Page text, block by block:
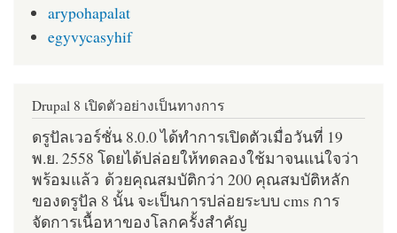
arypohapalat
egyvycasyhif
Drupal 8 เปิดตัวอย่างเป็นทางการ
ดรูปัลเวอร์ชั่น 8.0.0 ได้ทำการเปิดตัวเมื่อวันที่ 19
พ.ย. 2558 โดยได้ปล่อยให้ทดลองใช้มาจนแน่ใจว่า
พร้อมแล้ว ด้วยคุณสมบัติกว่า 200 คุณสมบัติหลัก
ของดรูปัล 8 นั้น จะเป็นการปล่อยระบบ cms การ
จัดการเนื้อหาของโลกครั้งสำคัญ